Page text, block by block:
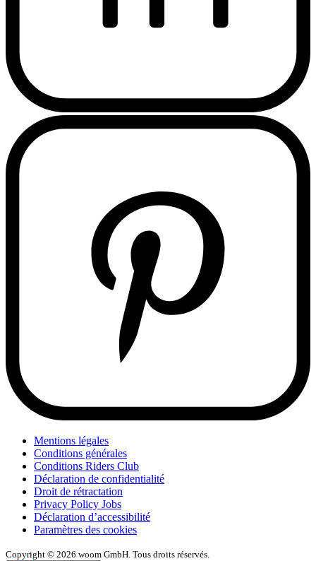
Mentions légales
Conditions générales
Conditions Riders Club
Déclaration de confidentialité
Droit de rétractation
Privacy Policy Jobs
Déclaration d’accessibilité
Paramètres des cookies
Copyright © 2026 woom GmbH. Tous droits réservés.